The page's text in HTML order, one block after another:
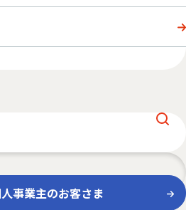
事業主のお客さま